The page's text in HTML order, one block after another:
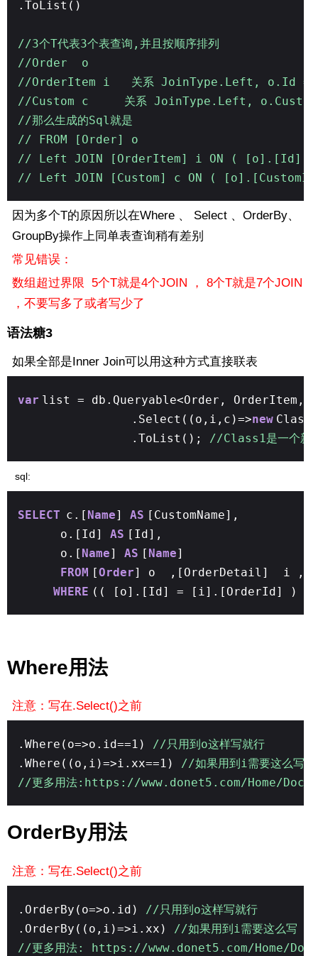
.ToList()
//3个T代表3个表查询,并且按顺序排列
//Order o
//OrderItem i 关系 JoinType.Left, o.Id
//Custom c 关系 JoinType.Left,
//那么生成的Sql就是
// FROM [Order] o
// Left JOIN [OrderItem] i ON (
// Left JOIN [Custom] c ON (
因为多个T的原因所以在Where 、 Select 、OrderBy、
GroupBy操作上同单表查询稍有差别
常见错误：
数组超过界限 5个T就是4个JOIN ， 8个T就是7个JOIN
，不要写多了或者写少了
语法糖3
如果全部是Inner Join可以用这种方式直接联表
var list = db.Queryable<Order, OrderItem,
.Select((o,i,c)=>new
.ToList(); //Class1是一个新
sql:
SELECT c.[ Name] AS [CustomName],
o.[Id] AS [Id],
o.[ Name] AS [ Name]
FROM [Order] o ,[OrderDetail] i
WHERE (( [o].[Id] = [i].[OrderId] )
Where用法
注意：写在.Select()之前
.Where(o=>o.id==1) //只用到o这样写就行
.Where((o,i)=>i.xx==1) //如果用到i需要这么写
//更多用法:https://www.donet5.com/Home/
OrderBy用法
注意：写在.Select()之前
.OrderBy(o=>o.id)
//只用到o这样写就行
.OrderBy((o,i)=>i.xx)
//如果用到i需要这么写
//更多用法: https://www.donet5.com/Home/